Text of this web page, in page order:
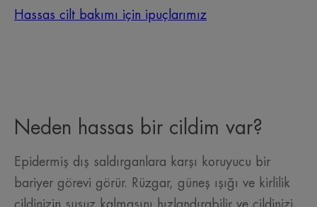
Hassas cilt bakımı için ipuçlarımız
Neden hassas bir cildim var?
Epidermiş dış saldırganlara karşı koruyucu bir
bariyer görevi görür. Rüzgar, güneş ışığı ve kirlilik
cildinizin susuz kalmasını hızlandırabilir ve cildinizi